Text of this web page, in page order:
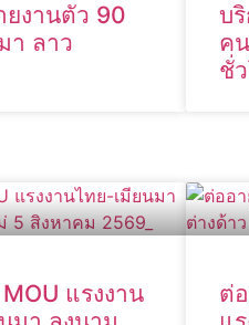
ยงานตัว 90
า ลาว
บ
ค
ชั่
แรงงาน
ต่